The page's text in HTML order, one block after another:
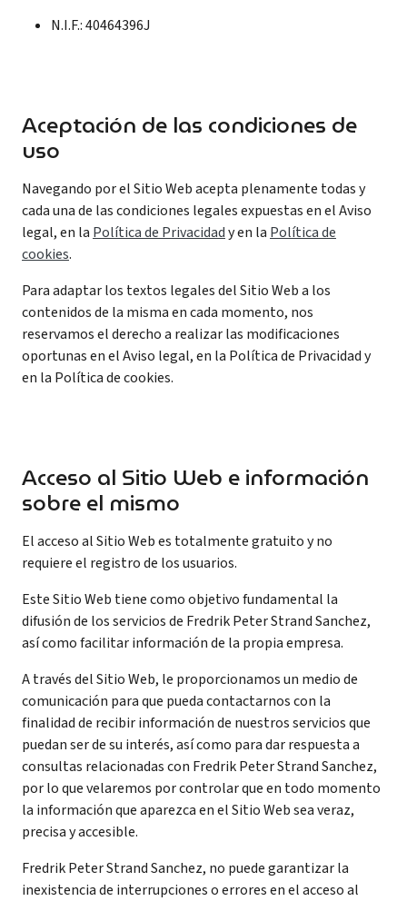
N.I.F.: 40464396J
Aceptación de las condiciones de
uso
Navegando por el Sitio Web acepta plenamente todas y
cada una de las condiciones legales expuestas en el Aviso
legal, en la Política de Privacidady en la Política de
cookies.
Para adaptar los textos legales del Sitio Web a los
contenidos de la misma en cada momento, nos
reservamos el derecho a realizar las modificaciones
oportunas en el Aviso legal, en la Política de Privacidad y
en la Política de cookies.
Acceso al Sitio Web e información
sobre el mismo
El acceso al Sitio Web es totalmente gratuito y no
requiere el registro de los usuarios.
Este Sitio Web tiene como objetivo fundamental la
difusión de los servicios de Fredrik Peter Strand Sanchez,
así como facilitar información de la propia empresa.
A través del Sitio Web, le proporcionamos un medio de
comunicación para que pueda contactarnos con la
finalidad de recibir información de nuestros servicios que
puedan ser de su interés, así como para dar respuesta a
consultas relacionadas con Fredrik Peter Strand Sanchez,
por lo que velaremos por controlar que en todo momento
la información que aparezca en el Sitio Web sea veraz,
precisa y accesible.
Fredrik Peter Strand Sanchez, no puede garantizar la
inexistencia de interrupciones o errores en el acceso al